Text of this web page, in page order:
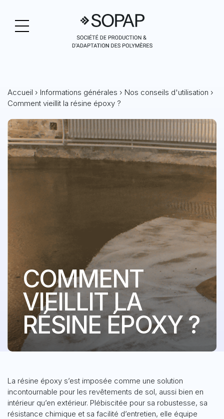
Accueil › Informations générales › Nos conseils d'utilisation ›
Comment vieillit la résine époxy ?
COMMENT
VIEILLIT LA
RÉSINE ÉPOXY ?
La résine époxy s’est imposée comme une solution
incontournable pour les revêtements de sol, aussi bien en
intérieur qu’en extérieur. Plébiscitée pour sa robustesse, sa
résistance chimique et sa facilité d’entretien, elle équipe